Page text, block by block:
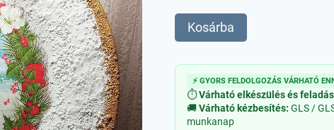
Vörösbegy,
havas
cm
mennyiség
Kosárba
⚡ GYORS FELDOLGOZÁS VÁRHATÓ
⏱Várható elkészülés és
🚚Várható kézbesítés: GLS /
munkanap